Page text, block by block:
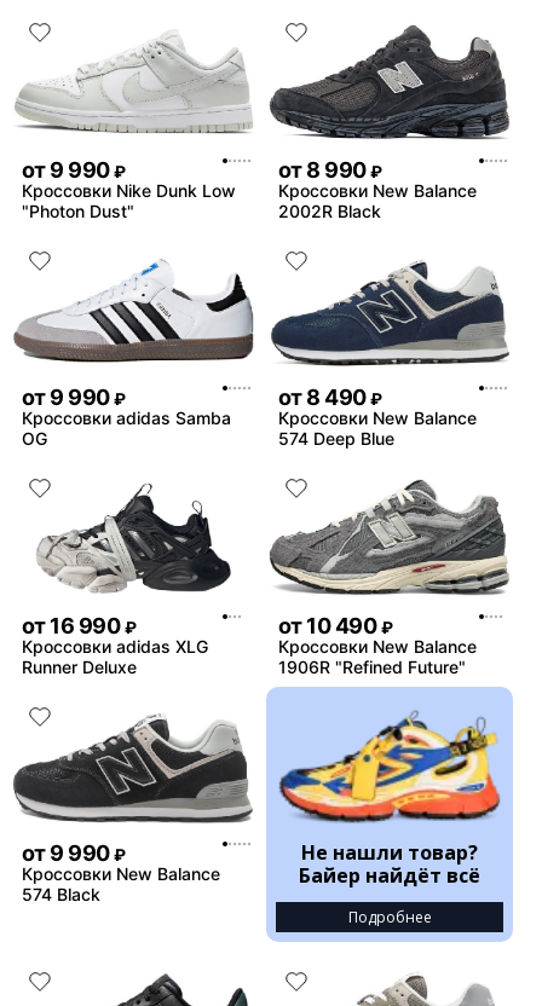
от9 990 ₽
Кроссовки Nike Dunk Low
"Photon Dust"
от8 990 ₽
Кроссовки New Balance
2002R Black
от9 990 ₽
Кроссовки adidas Samba
OG
от8 490 ₽
Кроссовки New Balance
574 Deep Blue
от16 990 ₽
Кроссовки adidas XLG
Runner Deluxe
от10 490 ₽
Кроссовки New Balance
1906R "Refined Future"
от9 990 ₽
Кроссовки New Balance
574 Black
Не нашли товар?
Байер найдёт всё
Подробнее